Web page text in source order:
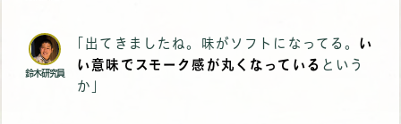
鈴木研究員
｢出てきましたね。味がソフトになってる。 い
い意味でスモーク感が丸くなっている という
か｣